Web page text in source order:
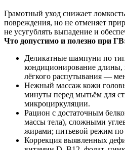
Грамотный уход снижает
повреждения, но не отменяет
не усугублять выпадение и
Что допустимо и полезно при
Деликатные шампуни по
кондиционирование длины,
лёгкого распутывания —
Нежный массаж кожи
минуты перед мытьём для
микроциркуляции.
Рацион с достаточным
массы тела), сложными
жирами; питьевой режим
Коррекция выявленных